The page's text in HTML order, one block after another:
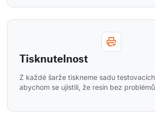
Tisknutelnost
Z každé šarže tiskneme sadu
abychom se ujistili, že resin bez